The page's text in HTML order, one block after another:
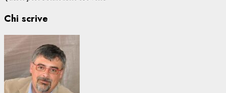
Chi scrive